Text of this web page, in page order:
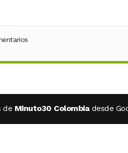
X (Twitter)
en WhatsApp
de Minuto30 Colombia desde